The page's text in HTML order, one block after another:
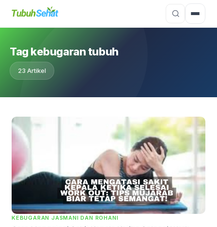
Tag kebugaran tubuh
23 Artikel
KEBUGARAN JASMANI DAN ROHANI